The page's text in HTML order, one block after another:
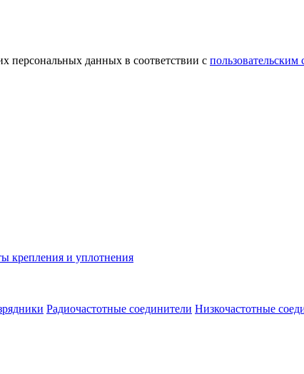
персональных данных в соответствии с пользовательским
крепления и уплотнения
Радиочастотные соединители Низкочастотные